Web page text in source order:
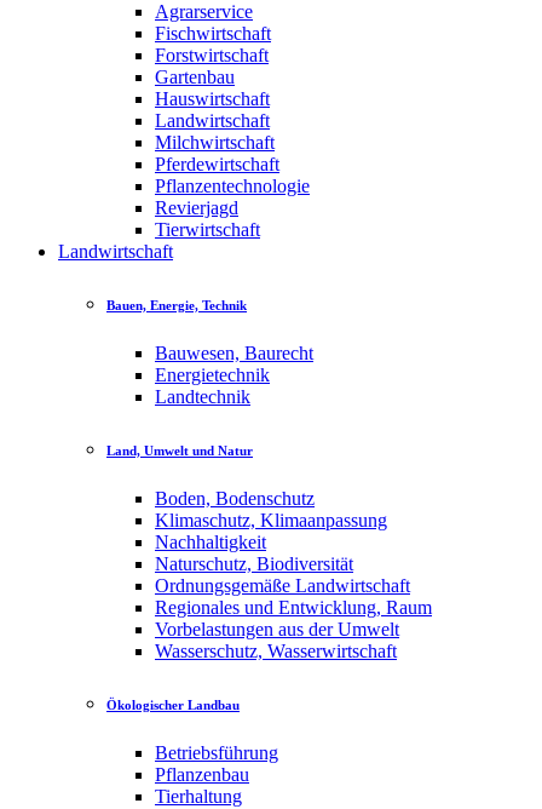
Agrarservice
Fischwirtschaft
Forstwirtschaft
Gartenbau
Hauswirtschaft
Landwirtschaft
Milchwirtschaft
Pferdewirtschaft
Pflanzentechnologie
Revierjagd
Tierwirtschaft
Landwirtschaft
Bauen, Energie, Technik
Bauwesen, Baurecht
Energietechnik
Landtechnik
Land, Umwelt und Natur
Boden, Bodenschutz
Klimaschutz, Klimaanpassung
Nachhaltigkeit
Naturschutz, Biodiversität
Ordnungsgemäße Landwirtschaft
Regionales und Entwicklung, Raum
Vorbelastungen aus der Umwelt
Wasserschutz, Wasserwirtschaft
Ökologischer Landbau
Betriebsführung
Pflanzenbau
Tierhaltung